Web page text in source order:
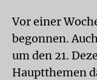
Vor einer
begonnen.
um den 21.
Hauptthemen